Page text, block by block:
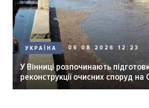
УКРАЇНА 06.08.2026 12:23
У Вінниці розпочинають
реконструкції очисних споруд
мер Вінниці.